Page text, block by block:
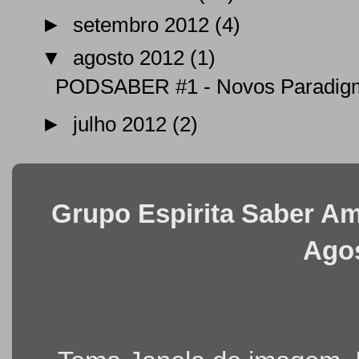
► setembro 2012 (4)
▼ agosto 2012 (1)
PODSABER #1 - Novos
► julho 2012 (2)
Grupo Espirita Saber